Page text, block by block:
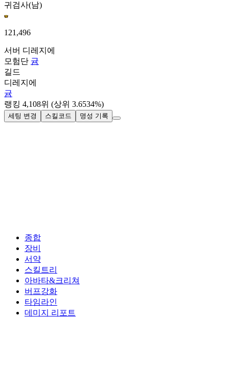
귀검사(남)
121,496
서버 디레지에
모험단 귬
길드
디레지에
귬
랭킹 4,108위 (상위 3.6534%)
세팅 변경 스킬코드 명성 기록
종합
장비
서약
스킬트리
아바타&크리쳐
버프강화
타임라인
데미지 리포트